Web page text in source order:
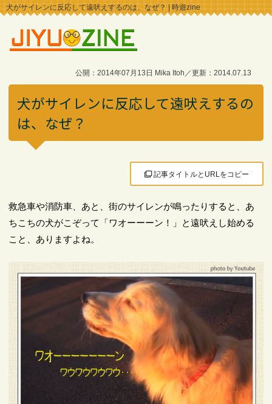
犬がサイレンに反応して遠吠えするのは、なぜ？ | 時遊zine
公開：2014年07月13日 Mika Itoh／更新：2014.07.13
犬がサイレンに反応して遠吠えするの
は、なぜ？
記事タイトルとURLをコピー
救急車や消防車、あと、街のサイレンが鳴ったりすると、あ
ちこちの犬がこぞって「ワオーーーン！」と遠吠えし始める
こと、ありますよね。